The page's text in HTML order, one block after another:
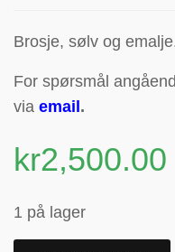
Brosje, sølv og
For spørsmål
via email .
kr2,500.00
1 på lager